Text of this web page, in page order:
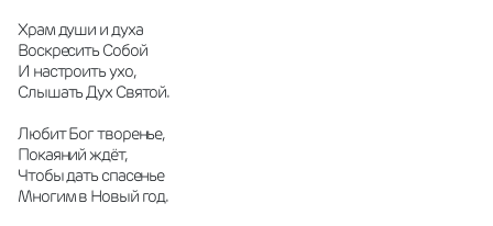
Храм души и духа
Воскресить Собой
И настроить ухо,
Слышать Дух Святой.
Любит Бог творенье,
Покаяний ждёт,
Чтобы дать спасенье
Многим в Новый год.